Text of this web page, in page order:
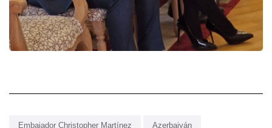
Embajador Christopher Martínez Azerbaiyán